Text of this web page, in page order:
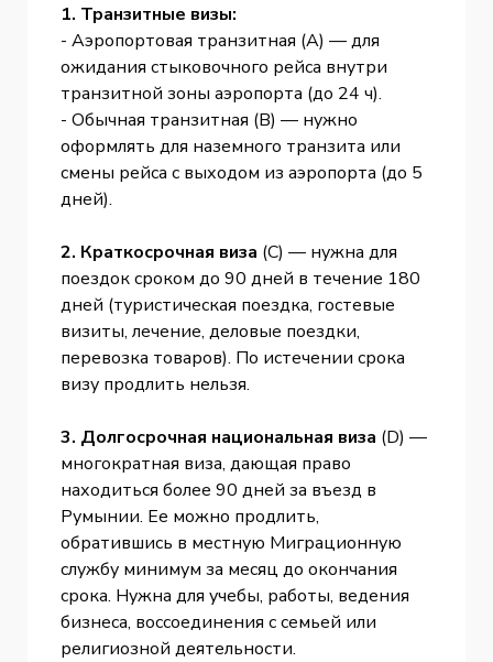
1. Транзитные визы:
- Аэропортовая транзитная (A) — для
ожидания стыковочного рейса внутри
транзитной зоны аэропорта (до 24 ч).
- Обычная транзитная (B) — нужно
оформлять для наземного транзита или
смены рейса с выходом из аэропорта (до 5
дней).
2. Краткосрочная виза (С) — нужна для
поездок сроком до 90 дней в течение 180
дней (туристическая поездка, гостевые
визиты, лечение, деловые поездки,
перевозка товаров). По истечении срока
визу продлить нельзя.
3. Долгосрочная национальная виза (D) —
многократная виза, дающая право
находиться более 90 дней за въезд в
Румынии. Ее можно продлить,
обратившись в местную Миграционную
службу минимум за месяц до окончания
срока. Нужна для учебы, работы, ведения
бизнеса, воссоединения с семьей или
религиозной деятельности.